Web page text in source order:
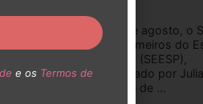
Hoje, 6 de agosto, o
dos Enfermeiros do
São Paulo (SEESP),
representado por
participou de ...
e os Termos de